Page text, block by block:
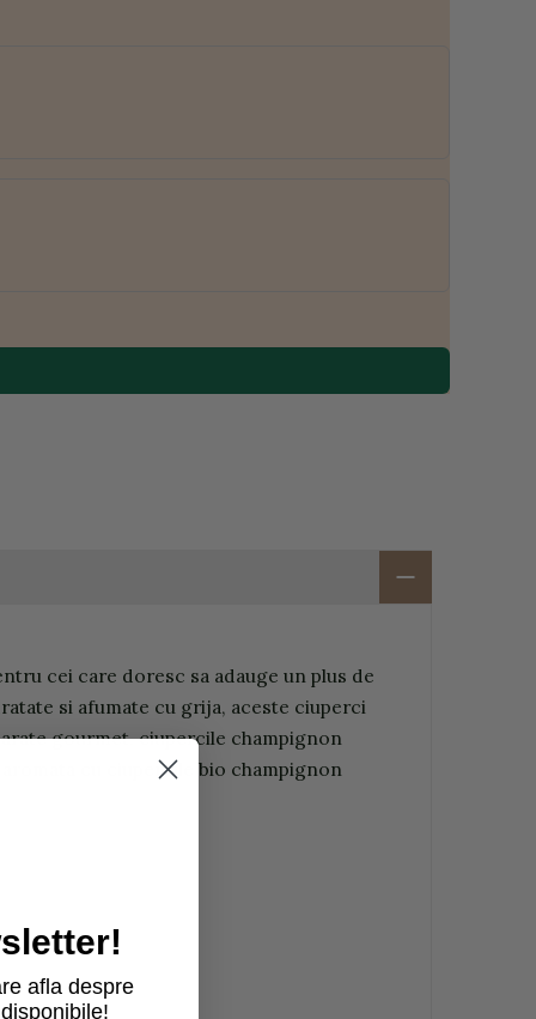
cei care doresc sa adauge un plus de
si afumate cu grija, aceste ciuperci
gourmet, ciupercile champignon
cu ciupercile bio champignon
afla despre